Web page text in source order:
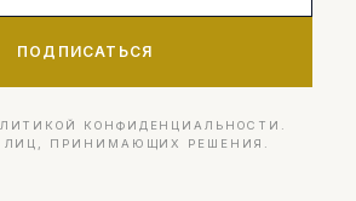
ПОДПИСАТЬСЯ
КОНФИДЕНЦИАЛЬНОСТИ.
ЛИЦ, ПРИНИМАЮЩИХ РЕШЕНИЯ.